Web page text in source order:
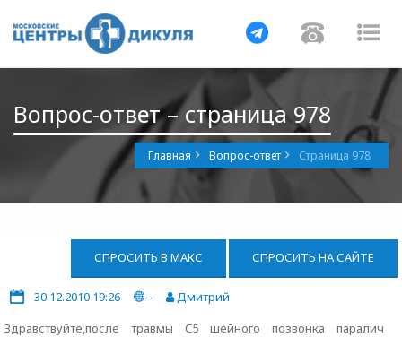
Навигация
Вопрос-ответ – страница 978
Главная Вопрос-ответ Страница 978
СПРОСИТЬ В МАКС СПРОСИТЬ НА САЙТЕ
30.12.2010 19:26 -
Дмитрий
Здравствуйте,после травмы С5 шейного позвонка паралич